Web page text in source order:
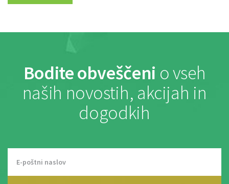
Bodite obveščeni o vseh
naših novostih, akcijah in
dogodkih